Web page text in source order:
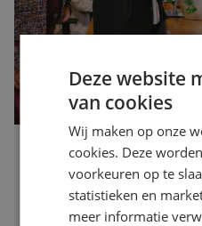
Waarom motivatie steeds
perfect cv
Publicatiedatum10 juli 2026
AuteurRomée Zwaan
Deze website
van cookies
Wij maken op onze
cookies. Deze
voorkeuren op te
statistieken en
meer informatie